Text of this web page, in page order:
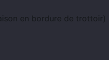
en bordure de trottoir)